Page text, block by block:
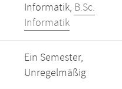
Informatik, B.Sc.
Informatik
Ein Semester,
Unregelmäßig